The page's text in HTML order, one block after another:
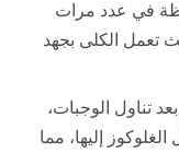
في عدد مرات
تعمل الكلى بجهد
تناول الوجبات،
إليها، مما